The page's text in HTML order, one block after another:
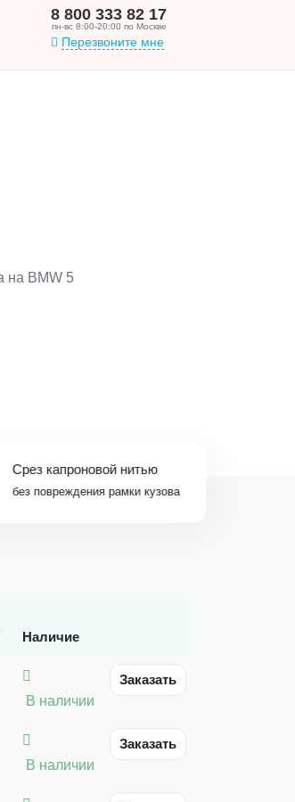
8 800 333 82 17
пн-вс 8:00-20:00 по Москве
Перезвоните мне
Срез капроновой нитью
без повреждения рамки кузова
Наличие
В наличии
Заказать
В наличии
Заказать